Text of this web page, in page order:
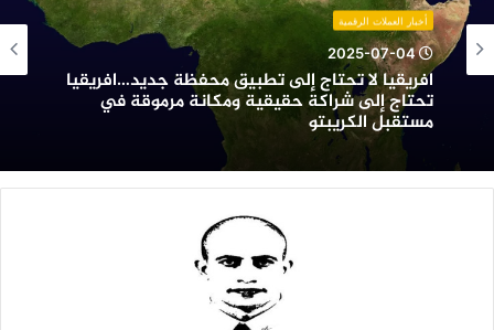
تطبيق
محفظة
جديد…
شراكة
حقيقية
أخبار العملات الرقمية
2025-07-04
افريقيا لا تحتاج إلى تطبيق محفظة جديد…افريقيا
تحتاج إلى شراكة حقيقية ومكانة مرموقة في
مستقبل الكريبتو